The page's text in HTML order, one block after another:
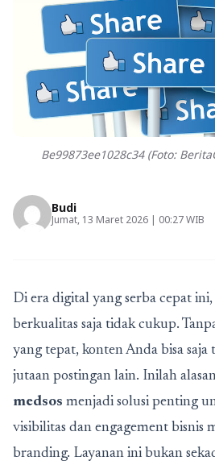
Be99873ee1028c34 (Foto:
Budi
Jumat, 13 Maret 2026 | 00:27 WIB
Di era digital yang serba cepat
berkualitas saja tidak cukup.
yang tepat, konten Anda bisa
jutaan postingan lain. Inilah
medsos menjadi solusi penting
visibilitas dan engagement bisnis
branding. Layanan ini bukan